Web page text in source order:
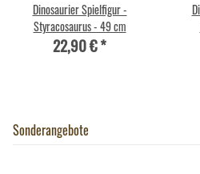
Dinosaurier Spielfigur -
Styracosaurus - 49 cm
22,90 €*
Sonderangebote